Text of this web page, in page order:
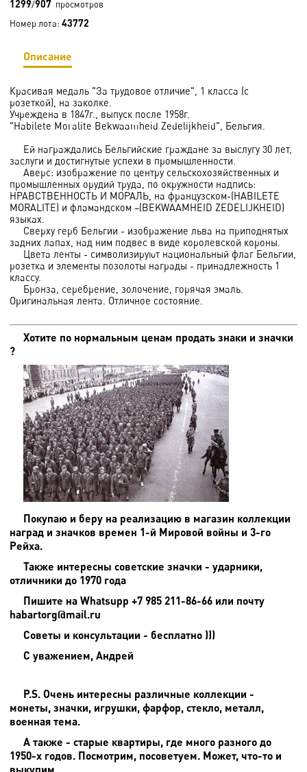
1299/907 просмотров
Номер лота: 43772
Описание
Красивая медаль "За трудовое отличие", 1 класса (с
розеткой), на заколке.
Учреждена в 1847г., выпуск после 1958г.
"Habilete Moralite Bekwaamheid Zedelijkheid", Бельгия.
Ей награждались Бельгийские граждане за выслугу 30 лет,
заслуги и достигнутые успехи в промышленности.
Аверс: изображение по центру сельскохозяйственных и
промышленных орудий труда, по окружности надпись:
НРАВСТВЕННОСТЬ И МОРАЛЬ, на французском-(HABILETE
MORALITE) и фламандском –(BEKWAAMHEID ZEDELIJKHEID)
языках.
Сверху герб Бельгии - изображение льва на приподнятых
задних лапах, над ним подвес в виде королевской короны.
Цвета ленты - символизируют национальный флаг Бельгии,
розетка и элементы позолоты награды - принадлежность 1
классу.
Бронза, серебрение, золочение, горячая эмаль.
Оригинальная лента. Отличное состояние.
Хотите по нормальным ценам продать знаки и значки
?
Покупаю и беру на реализацию в магазин коллекции
наград и значков времен 1-й Мировой войны и 3-го
Рейха.
Также интересны советские значки - ударники,
отличники до 1970 года
Пишите на Whatsupp +7 985 211-86-66 или почту
habartorg@mail.ru
Советы и консультации - бесплатно )))
С уважением, Андрей
P.S. Очень интересны различные коллекции -
монеты, значки, игрушки, фарфор, стекло, металл,
военная тема.
А также - старые квартиры, где много разного до
1950-х годов. Посмотрим, посоветуем. Может, что-то и
выкупим.